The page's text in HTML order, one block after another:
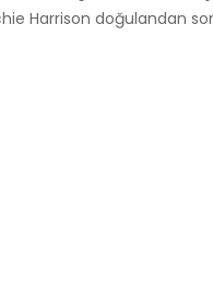
Harrison doğulandan